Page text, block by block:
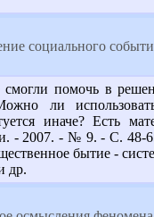
социального
помочь в
ли
иначе? Есть
- 2007. - № 9. - С.
бытие -
др.